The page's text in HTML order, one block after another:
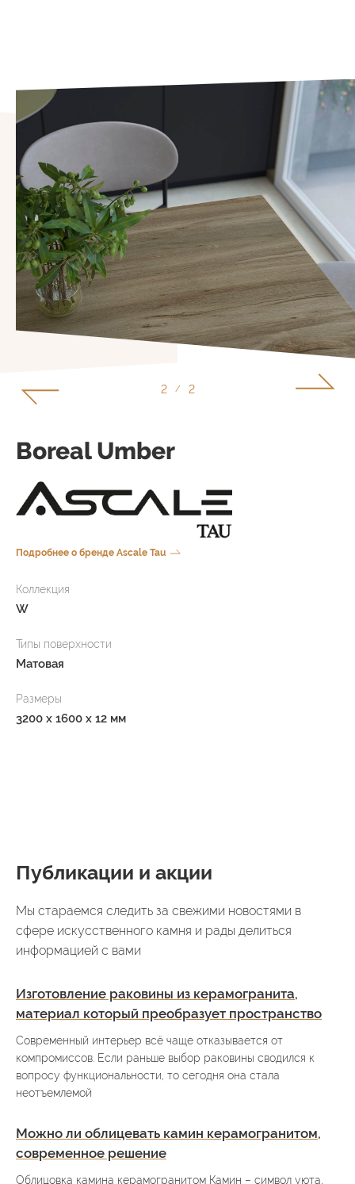
1 / 2
Boreal Umber
Подробнее о бренде Ascale Tau
Коллекция
W
Типы поверхности
Матовая
Размеры
3200 x 1600 x 12 мм
Публикации и акции
Мы стараемся следить за свежими новостями в
сфере искусственного камня и рады делиться
информацией с вами
Изготовление раковины из керамогранита,
материал который преобразует пространство
Современный интерьер всё чаще отказывается от
компромиссов. Если раньше выбор раковины сводился к
вопросу функциональности, то сегодня она стала
неотъемлемой
Можно ли облицевать камин керамогранитом,
современное решение
Облицовка камина керамогранитом Камин – символ уюта,